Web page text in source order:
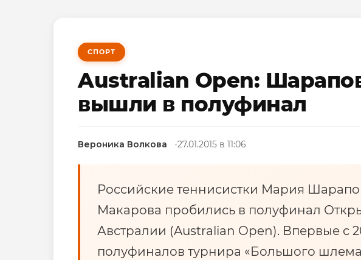
СПОРТ
Australian Open:
вышли в полуфинал
Вероника Волкова 27.01.2015 в 11:06
Российские теннисистки Мария
Макарова пробились в полуфинал
Австралии (Australian Open). Впервые с
полуфиналов турнира «Большого